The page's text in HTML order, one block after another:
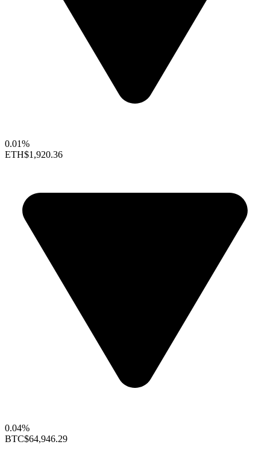
0.01%
ETH$1,920.36
0.04%
BTC$64,946.29